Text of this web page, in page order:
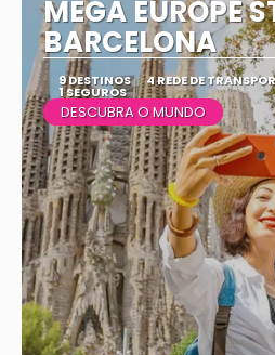
MEGA EUROPE
BARCELONA
9 DESTINOS 4 REDE DE
1 SEGUROS
DESCUBRA O MUNDO